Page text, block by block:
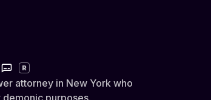
R
attorney in New York who